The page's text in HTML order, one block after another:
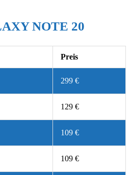
NOTE 20
Preis
299 €
129 €
109 €
109 €